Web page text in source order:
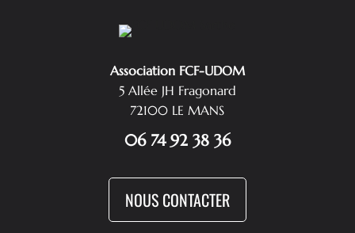
Association FCF-UDOM
5 Allée JH Fragonard
72100 LE MANS
06 74 92 38 36
NOUS CONTACTER